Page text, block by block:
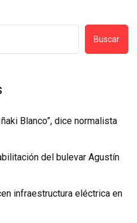
Buscar
Blanco”, dice normalista
del bulevar Agustín
infraestructura eléctrica en